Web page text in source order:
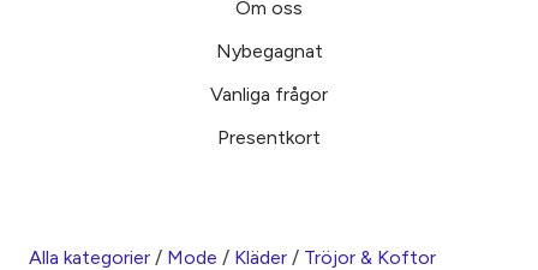
Om oss
Nybegagnat
Vanliga frågor
Presentkort
Alla kategorier / Mode / Kläder / Tröjor & Koftor